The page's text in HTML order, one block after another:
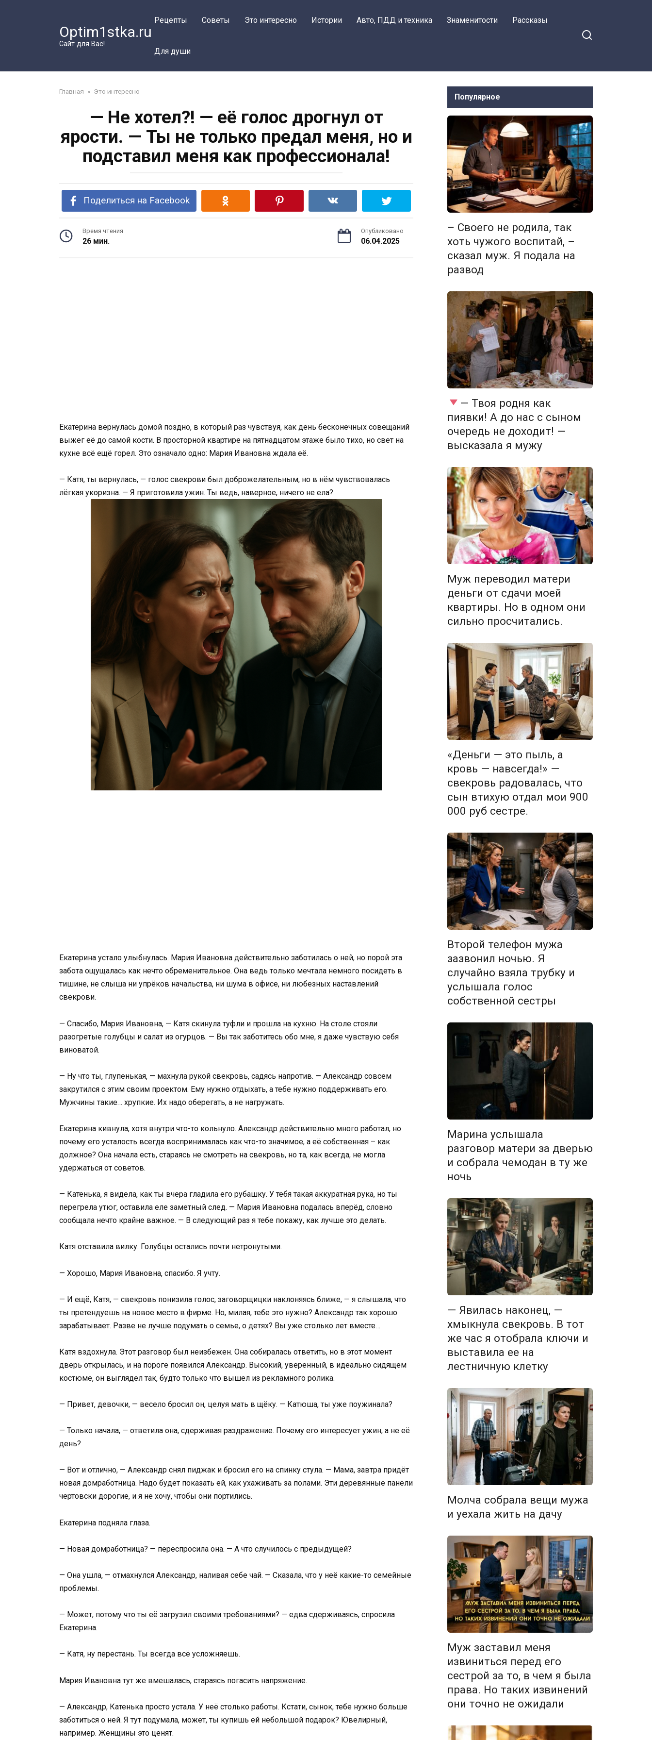
Optim1stka.ru
Сайт для Вас!
Рецепты Советы Это интересно Истории Авто, ПДД и техника Знаменитости Рассказы
Для души
Главная » Это интересно
— Не хотел?! — её голос дрогнул от
ярости. — Ты не только предал меня, но и
подставил меня как профессионала!
Поделиться на Facebook
Время чтения
26 мин.
Опубликовано
06.04.2025
Екатерина вернулась домой поздно, в который раз чувствуя, как день бесконечных совещаний
выжег её до самой кости. В просторной квартире на пятнадцатом этаже было тихо, но свет на
кухне всё ещё горел. Это означало одно: Мария Ивановна ждала её.
— Катя, ты вернулась, — голос свекрови был доброжелательным, но в нём чувствовалась
лёгкая укоризна. — Я приготовила ужин. Ты ведь, наверное, ничего не ела?
Екатерина устало улыбнулась. Мария Ивановна действительно заботилась о ней, но порой эта
забота ощущалась как нечто обременительное. Она ведь только мечтала немного посидеть в
тишине, не слыша ни упрёков начальства, ни шума в офисе, ни любезных наставлений
свекрови.
— Спасибо, Мария Ивановна, — Катя скинула туфли и прошла на кухню. На столе стояли
разогретые голубцы и салат из огурцов. — Вы так заботитесь обо мне, я даже чувствую себя
виноватой.
— Ну что ты, глупенькая, — махнула рукой свекровь, садясь напротив. — Александр совсем
закрутился с этим своим проектом. Ему нужно отдыхать, а тебе нужно поддерживать его.
Мужчины такие… хрупкие. Их надо оберегать, а не нагружать.
Екатерина кивнула, хотя внутри что-то кольнуло. Александр действительно много работал, но
почему его усталость всегда воспринималась как что-то значимое, а её собственная – как
должное? Она начала есть, стараясь не смотреть на свекровь, но та, как всегда, не могла
удержаться от советов.
— Катенька, я видела, как ты вчера гладила его рубашку. У тебя такая аккуратная рука, но ты
перегрела утюг, оставила еле заметный след. — Мария Ивановна подалась вперёд, словно
сообщала нечто крайне важное. — В следующий раз я тебе покажу, как лучше это делать.
Катя отставила вилку. Голубцы остались почти нетронутыми.
— Хорошо, Мария Ивановна, спасибо. Я учту.
— И ещё, Катя, — свекровь понизила голос, заговорщицки наклоняясь ближе, — я слышала, что
ты претендуешь на новое место в фирме. Но, милая, тебе это нужно? Александр так хорошо
зарабатывает. Разве не лучше подумать о семье, о детях? Вы уже столько лет вместе…
Катя вздохнула. Этот разговор был неизбежен. Она собиралась ответить, но в этот момент
дверь открылась, и на пороге появился Александр. Высокий, уверенный, в идеально сидящем
костюме, он выглядел так, будто только что вышел из рекламного ролика.
— Привет, девочки, — весело бросил он, целуя мать в щёку. — Катюша, ты уже поужинала?
— Только начала, — ответила она, сдерживая раздражение. Почему его интересует ужин, а не её
день?
— Вот и отлично, — Александр снял пиджак и бросил его на спинку стула. — Мама, завтра придёт
новая домработница. Надо будет показать ей, как ухаживать за полами. Эти деревянные панели
чертовски дорогие, и я не хочу, чтобы они портились.
Екатерина подняла глаза.
— Новая домработница? — переспросила она. — А что случилось с предыдущей?
— Она ушла, — отмахнулся Александр, наливая себе чай. — Сказала, что у неё какие-то семейные
проблемы.
— Может, потому что ты её загрузил своими требованиями? — едва сдерживаясь, спросила
Екатерина.
— Катя, ну перестань. Ты всегда всё усложняешь.
Мария Ивановна тут же вмешалась, стараясь погасить напряжение.
— Александр, Катенька просто устала. У неё столько работы. Кстати, сынок, тебе нужно больше
заботиться о ней. Я тут подумала, может, ты купишь ей небольшой подарок? Ювелирный,
например. Женщины это ценят.
Популярное
– Своего не родила, так
хоть чужого воспитай, –
сказал муж. Я подала на
развод
— Твоя родня как
пиявки! А до нас с сыном
очередь не доходит! —
высказала я мужу
Муж переводил матери
деньги от сдачи моей
квартиры. Но в одном они
сильно просчитались.
«Деньги — это пыль, а
кровь — навсегда!» —
свекровь радовалась, что
сын втихую отдал мои 900
000 руб сестре.
Второй телефон мужа
зазвонил ночью. Я
случайно взяла трубку и
услышала голос
собственной сестры
Марина услышала
разговор матери за дверью
и собрала чемодан в ту же
ночь
— Явилась наконец, —
хмыкнула свекровь. В тот
же час я отобрала ключи и
выставила ее на
лестничную клетку
Молча собрала вещи мужа
и уехала жить на дачу
Муж заставил меня
извиниться перед его
сестрой за то, в чем я была
права. Но таких извинений
они точно не ожидали